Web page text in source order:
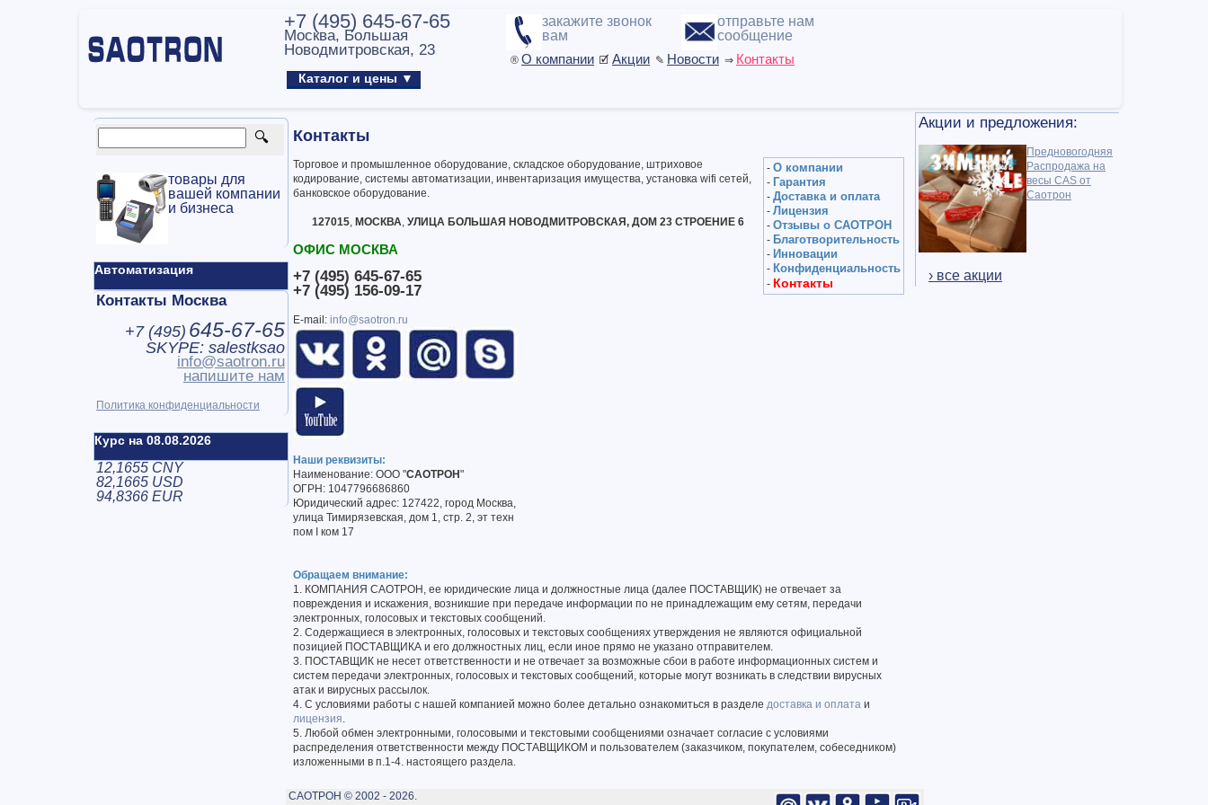
+7 (495) 645-67-65
Москва, Большая
Новодмитровская, 23
Каталог и цены ▼
закажите звонок
вам
отправьте нам
сообщение
® О компании 🗹 Акции ✎ Новости ⇒ Контакты
Акции и предложения:
Предновогодняя
Распродажа на
весы CAS от
Саотрон
› все акции
товары для
вашей компании
и бизнеса
Автоматизация
Контакты Москва
+7 (495) 645-67-65
SKYPE: salestksao
info@saotron.ru
напишите нам
Политика конфиденциальности
Курс на 08.08.2026
12,1655 CNY
82,1665 USD
94,8366 EUR
Контакты
- О компании
- Гарантия
- Доставка и оплата
- Лицензия
- Отзывы о САОТРОН
- Благотворительность
- Инновации
- Конфиденциальность
- Контакты
Торговое и промышленное оборудование, складское оборудование, штриховое
кодирование, системы автоматизации, инвентаризация имущества, установка wifi сетей,
банковское оборудование.
127015, МОСКВА, УЛИЦА БОЛЬШАЯ НОВОДМИТРОВСКАЯ, ДОМ 23 СТРОЕНИЕ 6
ОФИС МОСКВА
+7 (495) 645-67-65
+7 (495) 156-09-17
E-mail: info@saotron.ru
Наши реквизиты:
Наименование: ООО "САОТРОН"
ОГРН: 1047796686860
Юридический адрес: 127422, город Москва,
улица Тимирязевская, дом 1, стр. 2, эт техн
пом I ком 17
Обращаем внимание:
1. КОМПАНИЯ САОТРОН, ее юридические лица и должностные лица (далее ПОСТАВЩИК) не отвечает за
повреждения и искажения, возникшие при передаче информации по не принадлежащим ему сетям, передачи
электронных, голосовых и текстовых сообщений.
2. Содержащиеся в электронных, голосовых и текстовых сообщениях утверждения не являются официальной
позицией ПОСТАВЩИКА и его должностных лиц, если иное прямо не указано отправителем.
3. ПОСТАВЩИК не несет ответственности и не отвечает за возможные сбои в работе информационных систем и
систем передачи электронных, голосовых и текстовых сообщений, которые могут возникать в следствии вирусных
атак и вирусных рассылок.
4. С условиями работы с нашей компанией можно более детально ознакомиться в разделе доставка и оплата и
лицензия.
5. Любой обмен электронными, голосовыми и текстовыми сообщениями означает согласие с условиями
распределения ответственности между ПОСТАВЩИКОМ и пользователем (заказчиком, покупателем, собеседником)
изложенными в п.1-4. настоящего раздела.
САОТРОН © 2002 - 2026.